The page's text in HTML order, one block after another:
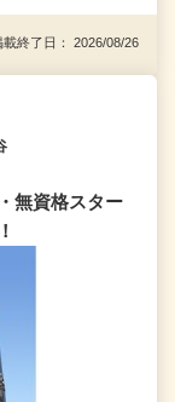
終了日： 2026/08/26
無資格スター